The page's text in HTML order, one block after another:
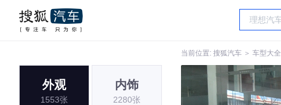
当前位置: 搜狐汽车 ＞ 车型大全
外观
1553张
内饰
2280张